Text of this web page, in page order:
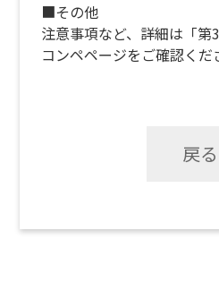
■その他
注意事項など、詳細は「第
コンペページをご確認くだ
戻る